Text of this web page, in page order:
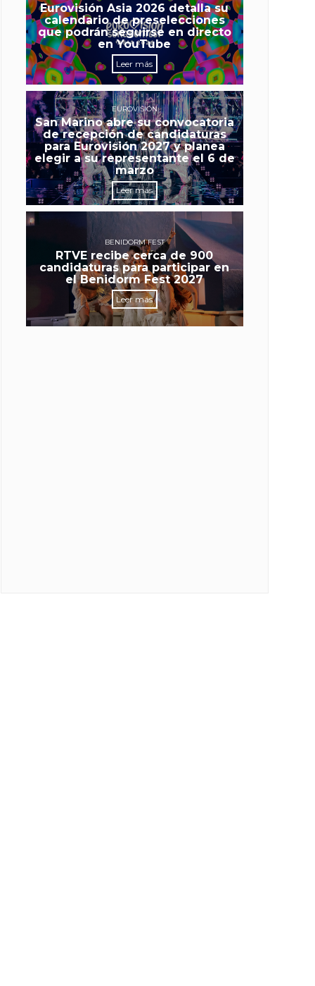
Eurovisión Asia 2026 detalla su
calendario de preselecciones
que podrán seguirse en directo
en YouTube
Leer más
EUROVISIÓN
San Marino abre su convocatoria
de recepción de candidaturas
para Eurovisión 2027 y planea
elegir a su representante el 6 de
marzo
Leer más
BENIDORM FEST
RTVE recibe cerca de 900
candidaturas para participar en
el Benidorm Fest 2027
Leer más